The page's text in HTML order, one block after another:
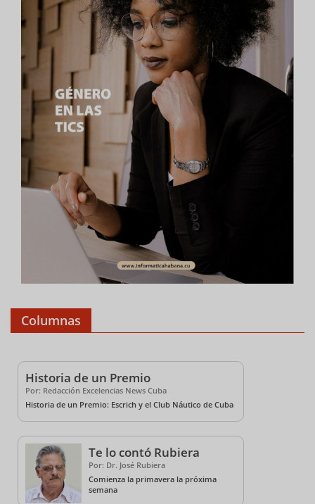
Columnas
Historia de un Premio
Por: Redacción Excelencias News Cuba
Historia de un Premio: Escrich y el Club Náutico de Cuba
Te lo contó Rubiera
Por: Dr. José Rubiera
Comienza la primavera la próxima
semana